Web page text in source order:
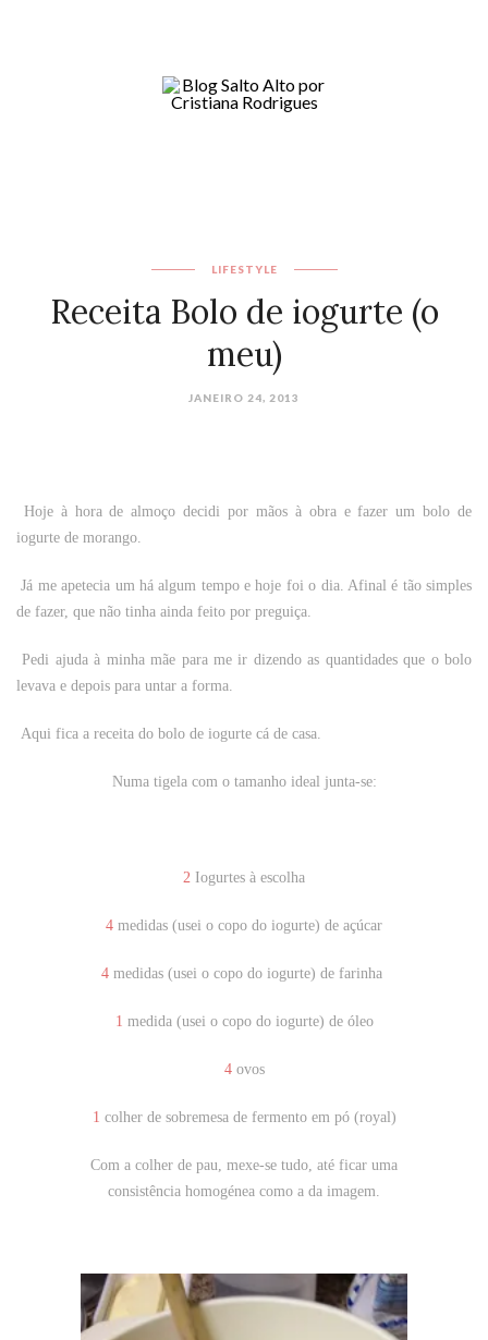
LIFESTYLE
Receita Bolo de iogurte (o
meu)
JANEIRO 24, 2013
Hoje à hora de almoço decidi por mãos à obra e fazer um bolo de
iogurte de morango.
Já me apetecia um há algum tempo e hoje foi o dia. Afinal é tão simples
de fazer, que não tinha ainda feito por preguiça.
Pedi ajuda à minha mãe para me ir dizendo as quantidades que o bolo
levava e depois para untar a forma.
Aqui fica a receita do bolo de iogurte cá de casa.
Numa tigela com o tamanho ideal junta-se:
2 Iogurtes à escolha
4 medidas (usei o copo do iogurte) de açúcar
4 medidas (usei o copo do iogurte) de farinha
1 medida (usei o copo do iogurte) de óleo
4ovos
1 colher de sobremesa de fermento em pó (royal)
Com a colher de pau, mexe-se tudo, até ficar uma
consistência homogénea como a da imagem.